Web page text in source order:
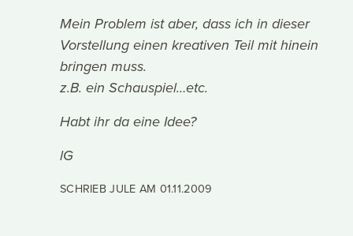
Mein Problem ist aber, dass ich in dieser
Vorstellung einen kreativen Teil mit hinein
bringen muss.
z.B. ein Schauspiel…etc.
Habt ihr da eine Idee?
lG
SCHRIEB JULE AM 01.11.2009